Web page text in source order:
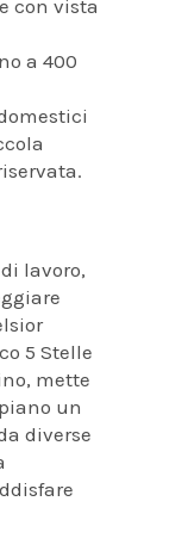
con vista
a 400
lavoro,
5 Stelle
mette
un
diverse